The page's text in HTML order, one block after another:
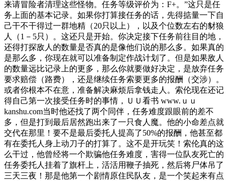
来请冒险者清理这些怪物。任务等级评价为：F+。”这只是任
务上面的基本记录。如果你打算接任务的话，先得掂量一下自
己干不干得过一群地精（20只以上），以及个位数左右的豺狼
人（1－5只）。这还只是开始。你决定接下任务前往目的地，
还得打探敌人的数量是否真的是像他们说的那么多。如果真的
是那么多，你现在就可以准备制定作战计划了。但是如果敌人
的数量远比记录上的更多，那么你就要做好决定，是放弃任务
要求赔偿（路费），还是继续任务索要更多的报酬（交涉）。
或者你根本不在意，准备解决麻烦后拿钱走人。索伦现在还记
得自己第一次接受任务时的事情，ＵＵ看书 www.ｕｕ
kanshu.com当时他还找了两个同伴，任务难度跟眼前的差不
多，但是打到最后居然跑出来了一只食人魔。他的小命差点就
交代在那里！要不是最后委托人提高了50%的报酬，他甚至都
有在委托人身上动刀子的打算了。这不是开玩笑！索伦真的这
么干过，他曾经将一个欺骗他任务难度，害得一位队友死亡的
任务委托人挂着了旗杆上，活活用鞭子抽死，然后将尸体吊了
三天三夜！那是他第一个剧情原住民队友，是一个笑起来有点